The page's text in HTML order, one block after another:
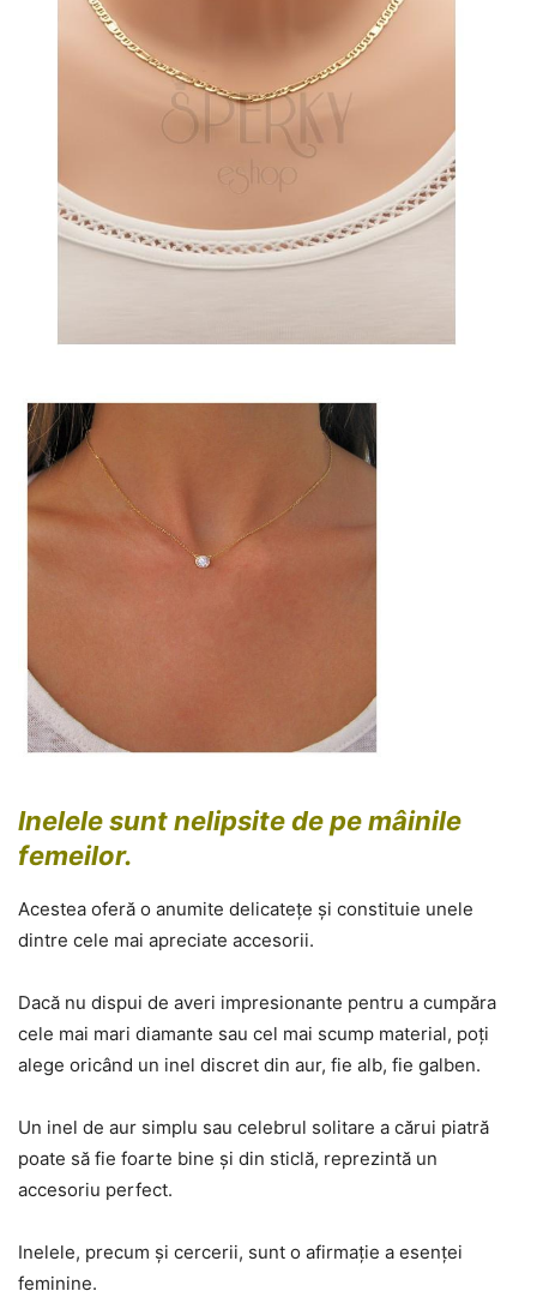
Inelele sunt nelipsite de pe mâinile
femeilor.
Acestea oferă o anumite delicatețe și constituie unele
dintre cele mai apreciate accesorii.
Dacă nu dispui de averi impresionante pentru a cumpăra
cele mai mari diamante sau cel mai scump material, poți
alege oricând un inel discret din aur, fie alb, fie galben.
Un inel de aur simplu sau celebrul solitare a cărui piatră
poate să fie foarte bine și din sticlă, reprezintă un
accesoriu perfect.
Inelele, precum și cercerii, sunt o afirmație a esenței
feminine.